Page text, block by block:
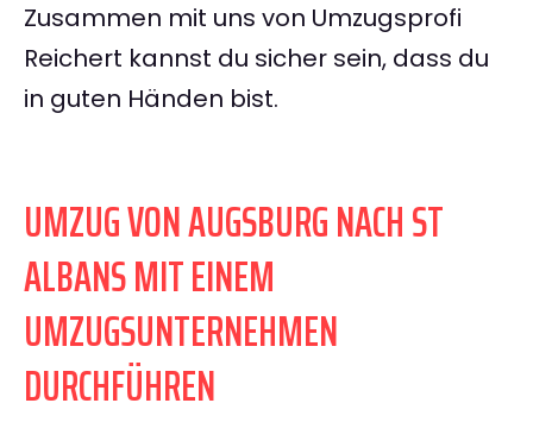
Zusammen mit uns von Umzugsprofi
Reichert kannst du sicher sein, dass du
in guten Händen bist.
UMZUG VON AUGSBURG NACH ST
ALBANS MIT EINEM
UMZUGSUNTERNEHMEN
DURCHFÜHREN